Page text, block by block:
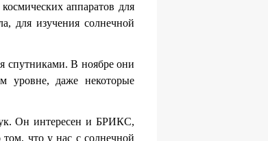
аппаратов для
для изучения солнечной
спутниками. В ноябре они
уровне, даже некоторые
Он интересен и БРИКС,
что у нас с солнечной